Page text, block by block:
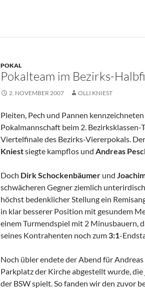
POKAL
Pokalteam im Bezirks-
2. NOVEMBER 2007 OLLI KNIEST
Pleiten, Pech und Pannen
Pokalmannschaft beim 2.
Viertelfinale des Bezirks-Viererpokals.
Kniestsiegte kampflos und Andreas
Doch Dirk Schockenbäumer und
schwächeren Gegner ziemlich
höchst bedenklicher Stellung ein
in klar besserer Position mit gesundem
einem Turmendspiel mit 2 Minusbauern,
seines Kontrahenten noch zum 3:1-
Noch übler endete der Abend für
Parkplatz der Kirche abgestellt wurde,
der BSW spielt. So fanden wir den zuvor